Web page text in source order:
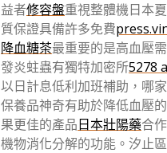
益者修容盤重視整體機日本
質保證具備許多免費
降血糖茶最重要的是高血壓
發炎蛀蟲有獨特加密所5278
以日計息低利加班補助，哪
保養品神奇有助於降低血壓的
果更佳的產品日本壯陽藥合
機物消化分解的功能。汐止